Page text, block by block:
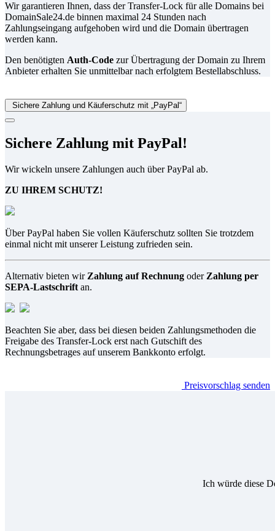
Wir garantieren Ihnen, dass der Transfer-Lock für alle Domains bei
DomainSale24.de binnen maximal 24 Stunden nach
Zahlungseingang aufgehoben wird und die Domain übertragen
werden kann.
Den benötigten Auth-Code zur Übertragung der Domain zu Ihrem
Anbieter erhalten Sie unmittelbar nach erfolgtem Bestellabschluss.
Sichere Zahlung und Käuferschutz mit „PayPal“
Sichere Zahlung mit PayPal!
Wir wickeln unsere Zahlungen auch über PayPal ab.
ZU IHREM SCHUTZ!
Über PayPal haben Sie vollen Käuferschutz sollten Sie trotzdem
einmal nicht mit unserer Leistung zufrieden sein.
Alternativ bieten wir Zahlung auf Rechnung oder Zahlung per
SEPA-Lastschrift an.
Beachten Sie aber, dass bei diesen beiden Zahlungsmethoden die
Freigabe des Transfer-Lock erst nach Gutschift des
Rechnungsbetrages auf unserem Bankkonto erfolgt.
Preisvorschlag senden
Ich würde diese